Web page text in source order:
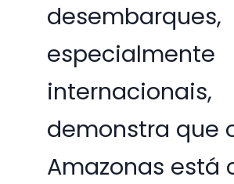
desembarques,
especialmente
internacionais,
demonstra que
Amazonas está